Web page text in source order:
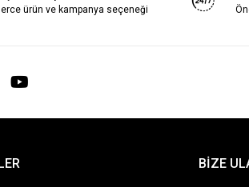
ürün ve kampanya seçeneği
BİZE